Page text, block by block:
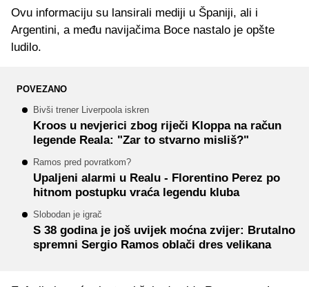
Ovu informaciju su lansirali mediji u Španiji, ali i
Argentini, a među navijačima Boce nastalo je opšte
ludilo.
POVEZANO
Bivši trener Liverpoola iskren
Kroos u nevjerici zbog riječi Kloppa na račun
legende Reala: "Zar to stvarno misliš?"
Ramos pred povratkom?
Upaljeni alarmi u Realu - Florentino Perez po
hitnom postupku vraća legendu kluba
Slobodan je igrač
S 38 godina je još uvijek moćna zvijer: Brutalno
spremni Sergio Ramos oblači dres velikana